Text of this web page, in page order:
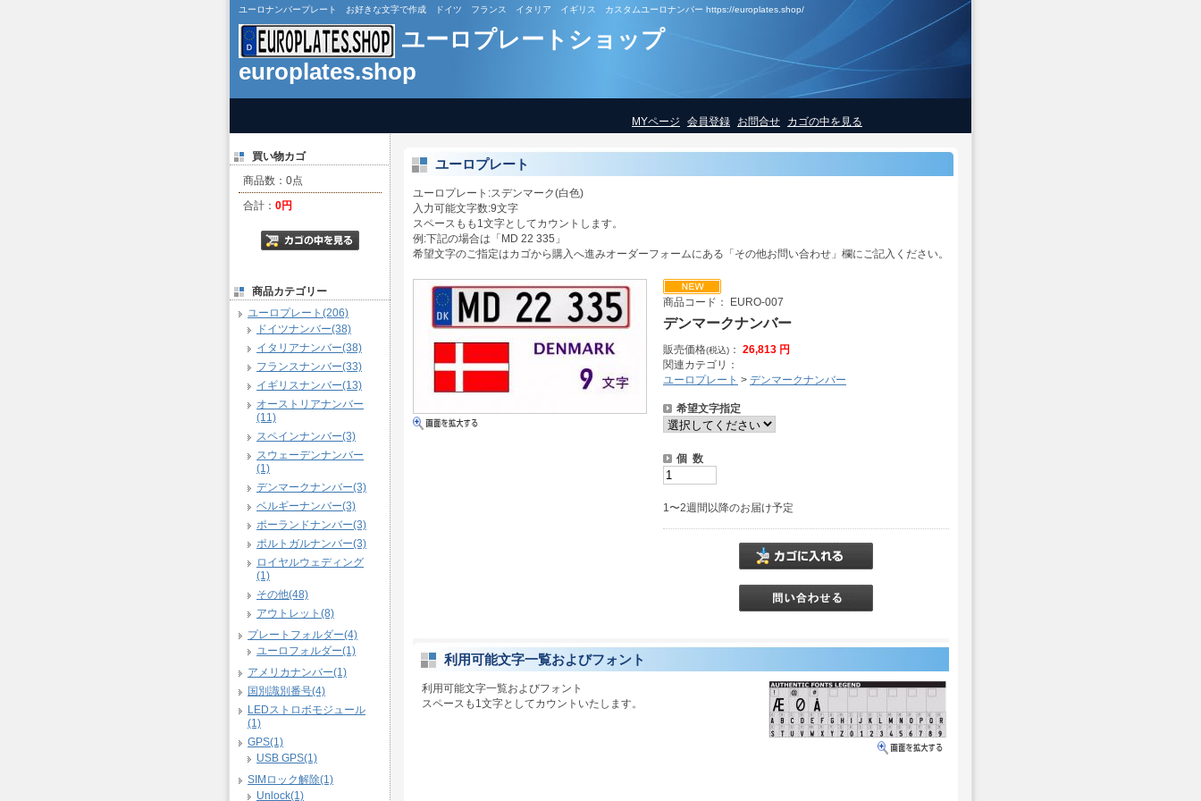
ユーロナンバープレート お好きな文字で作成 ドイツ フランス イタリア イギリス カスタムユーロナンバー https://europlates.shop/
ユーロプレートショップ
europlates.shop
MYページ 会員登録 お問合せ カゴの中を見る
買い物カゴ
商品数：0点
合計： 0円
商品カテゴリー
ユーロプレート(206)
ドイツナンバー(38)
イタリアナンバー(38)
フランスナンバー(33)
イギリスナンバー(13)
オーストリアナンバー
(11)
スペインナンバー(3)
スウェーデンナンバー
(1)
デンマークナンバー(3)
ベルギーナンバー(3)
ポーランドナンバー(3)
ポルトガルナンバー(3)
ロイヤルウェディング
(1)
その他(48)
アウトレット(8)
プレートフォルダー(4)
ユーロフォルダー(1)
アメリカナンバー(1)
国別識別番号(4)
LEDストロボモジュール
(1)
GPS(1)
USB GPS(1)
SIMロック解除(1)
Unlock(1)
ユーロプレート
ユーロプレート:スデンマーク(白色)
入力可能文字数:9文字
スペースもも1文字としてカウントします。
例:下記の場合は「MD 22 335」
希望文字のご指定はカゴから購入へ進みオーダーフォームにある「その他お問い合わせ」欄にご記入ください。
商品コード： EURO-007
デンマークナンバー
販売価格(税込) ： 26,813 円
関連カテゴリ：
ユーロプレート > デンマークナンバー
希望文字指定
個 数
1〜2週間以降のお届け予定
利用可能文字一覧およびフォント
利用可能文字一覧およびフォント
スペースも1文字としてカウントいたします。